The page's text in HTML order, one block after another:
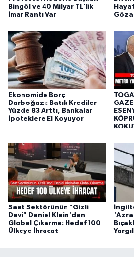
Bingöl ve 40 Milyar TL'lik
İmar Rantı Var
Ekonomide Borç
Darboğazı: Batık Krediler
Yüzde 83 Arttı, Bankalar
İpoteklere El Koyuyor
Saat Sektörünün "Gizli
Devi" Daniel Klein'dan
Global Çıkarma: Hedef 100
Ülkeye İhracat